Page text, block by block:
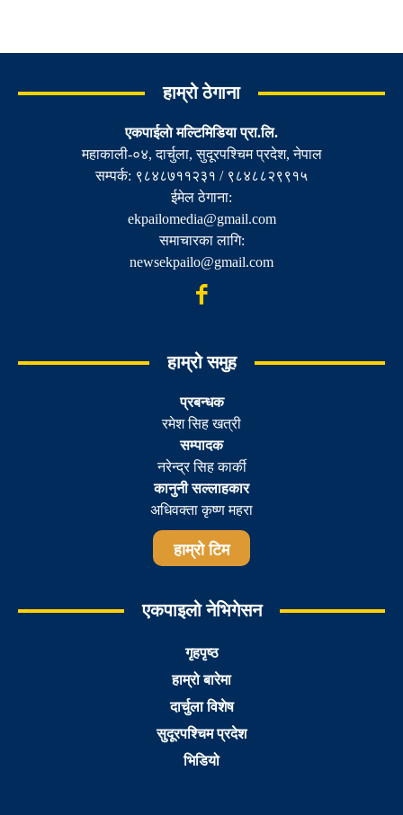
हाम्रो ठेगाना
एकपाईलाे मल्टिमिडिया प्रा.लि.
महाकाली-०४, दार्चुला, सुदूरपश्चिम प्रदेश, नेपाल
सम्पर्क: ९८४८७११२३१ / ९८४८८२९९१५
ईमेल ठेगाना:
ekpailomedia@gmail.com
समाचारका लागि:
newsekpailo@gmail.com
हाम्रो समुह
प्रबन्धक
रमेश सिह खत्री
सम्पादक
नरेन्द्र सिह कार्की
कानुनी सल्लाहकार
अधिवक्ता कृष्ण महरा
हाम्रो टिम
एकपाइलो नेभिगेसन
गृहपृष्ठ
हाम्रो बारेमा
दार्चुला विशेष
सुदूरपश्चिम प्रदेश
भिडियो